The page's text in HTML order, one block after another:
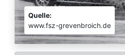
Quelle:
www.fsz-grevenbroich.de